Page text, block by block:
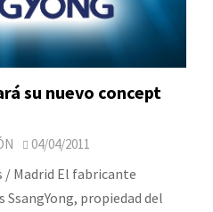
su nuevo concept
04/04/2011
Madrid El fabricante
propiedad del